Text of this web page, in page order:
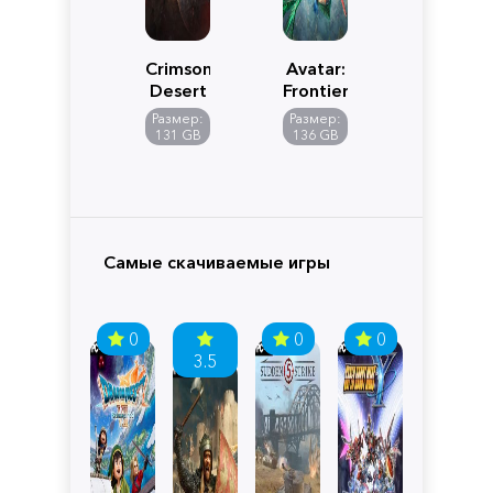
Crimson
Desert
Размер:
131 GB
Avatar:
Frontiers
of
Pandora
Размер:
136 GB
Самые скачиваемые игры
0
3.5
0 0